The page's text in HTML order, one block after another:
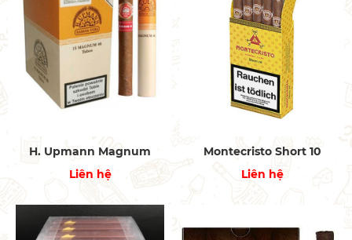
H. Upmann Magnum
Liên hệ
Montecristo Short 10
Liên hệ